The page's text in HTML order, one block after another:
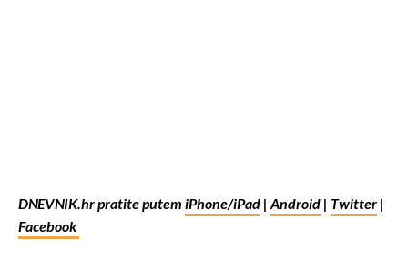
DNEVNIK.hr pratite putem iPhone/iPad |Android | Twitter |
Facebook